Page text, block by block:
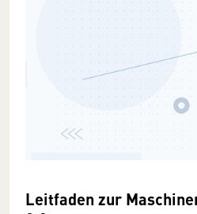
Leitfaden zur